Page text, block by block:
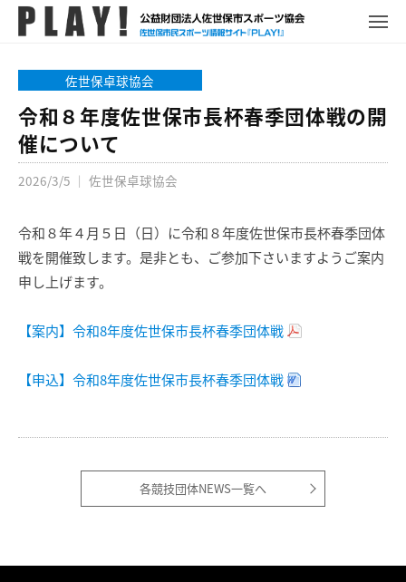
L
A
Y
!
世
市
ス
ポ
ー
情
報
サ
ト
メ
佐世保卓球協会
令和８年度佐世保市長杯春季団体戦の開
催について
2026/3/5 ｜ 佐世保卓球協会
令和８年４月５日（日）に令和８年度佐世保市長杯春季団体
戦を開催致します。是非とも、ご参加下さいますようご案内
申し上げます。
【案内】令和8年度佐世保市長杯春季団体戦
【申込】令和8年度佐世保市長杯春季団体戦
各競技団体NEWS一覧へ
P
L
Y
!
ュ
ー